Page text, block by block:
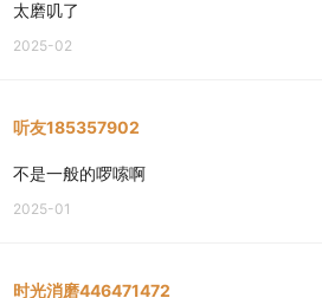
太磨叽了
2025-02
听友185357902
不是一般的啰嗦啊
2025-01
时光消磨446471472